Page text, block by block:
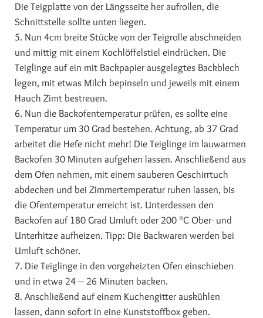
Die Teigplatte von der Längsseite her aufrollen, die
Schnittstelle sollte unten liegen.
5. Nun 4cm breite Stücke von der Teigrolle abschneiden
und mittig mit einem Kochlöffelstiel eindrücken. Die
Teiglinge auf ein mit Backpapier ausgelegtes Backblech
legen, mit etwas Milch bepinseln und jeweils mit einem
Hauch Zimt bestreuen.
6. Nun die Backofentemperatur prüfen, es sollte eine
Temperatur um 30 Grad bestehen. Achtung, ab 37 Grad
arbeitet die Hefe nicht mehr! Die Teiglinge im lauwarmen
Backofen 30 Minuten aufgehen lassen. Anschließend aus
dem Ofen nehmen, mit einem sauberen Geschirrtuch
abdecken und bei Zimmertemperatur ruhen lassen, bis
die Ofentemperatur erreicht ist. Unterdessen den
Backofen auf 180 Grad Umluft oder 200 °C Ober- und
Unterhitze aufheizen. Tipp: Die Backwaren werden bei
Umluft schöner.
7. Die Teiglinge in den vorgeheizten Ofen einschieben
und in etwa 24 – 26 Minuten backen.
8. Anschließend auf einem Kuchengitter auskühlen
lassen, dann sofort in eine Kunststoffbox geben.